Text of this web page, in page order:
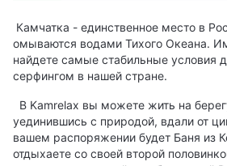
Камчатка - единственное место в
омываются водами Тихого Океана.
найдете самые стабильные условия
серфингом в нашей стране.
В Kamrelax вы можете жить на
уединившись с природой, вдали от
вашем распоряжении будет Баня из
отдыхаете со своей второй